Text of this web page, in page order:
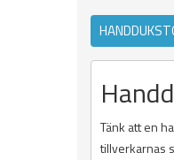
Tänk att en
tillverkarnas